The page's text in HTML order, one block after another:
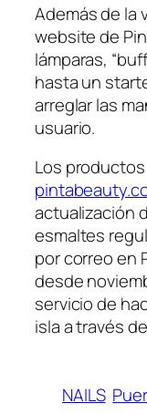
Además de la
website de
lámparas,
hasta un
arreglar las
usuario.
Los
actualización
esmaltes
por correo en
desde
servicio de
isla a través
NAILS